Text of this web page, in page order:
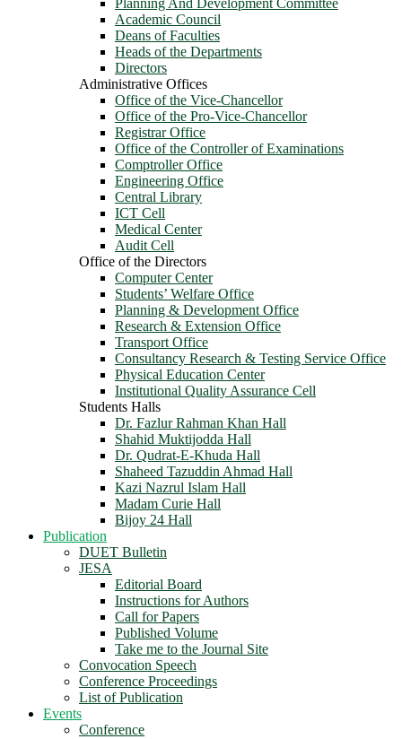
Planning And Development Committee
Academic Council
Deans of Faculties
Heads of the Departments
Directors
Administrative Offices
Office of the Vice-Chancellor
Office of the Pro-Vice-Chancellor
Registrar Office
Office of the Controller of Examinations
Comptroller Office
Engineering Office
Central Library
ICT Cell
Medical Center
Audit Cell
Office of the Directors
Computer Center
Students’ Welfare Office
Planning & Development Office
Research & Extension Office
Transport Office
Consultancy Research & Testing Service Office
Physical Education Center
Institutional Quality Assurance Cell
Students Halls
Dr. Fazlur Rahman Khan Hall
Shahid Muktijodda Hall
Dr. Qudrat-E-Khuda Hall
Shaheed Tazuddin Ahmad Hall
Kazi Nazrul Islam Hall
Madam Curie Hall
Bijoy 24 Hall
Publication
DUET Bulletin
JESA
Editorial Board
Instructions for Authors
Call for Papers
Published Volume
Take me to the Journal Site
Convocation Speech
Conference Proceedings
List of Publication
Events
Conference